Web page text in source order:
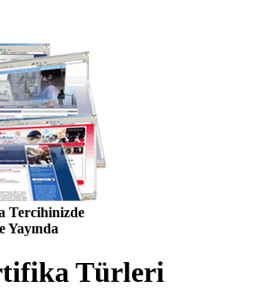
Tercihinizde
Yayında
Türleri